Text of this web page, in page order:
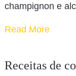
champignon e
Read More
Receitas de